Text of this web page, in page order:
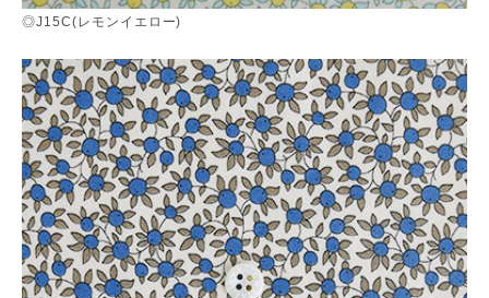
◎J15C(レモンイエロー)